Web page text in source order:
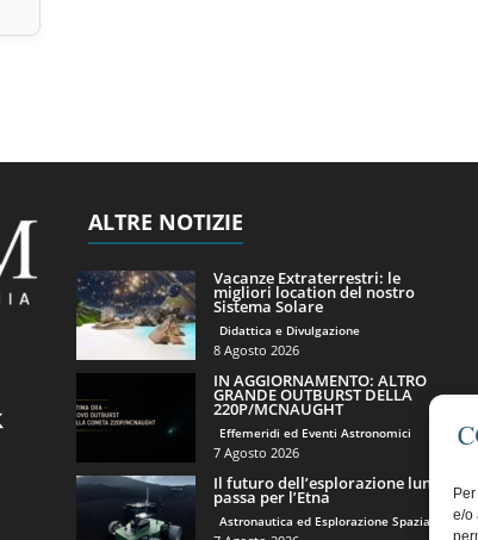
e/o
ALTRE NOTIZIE
Vacanze Extraterrestri: le
migliori location del nostro
Sistema Solare
Didattica e Divulgazione
8 Agosto 2026
IN AGGIORNAMENTO: ALTRO
GRANDE OUTBURST DELLA
220P/MCNAUGHT
Effemeridi ed Eventi Astronomici
7 Agosto 2026
Il futuro dell’esplorazione lunare
passa per l’Etna
Astronautica ed Esplorazione Spaziale